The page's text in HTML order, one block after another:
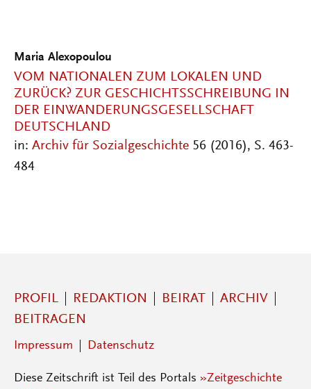
Maria Alexopoulou
VOM NATIONALEN ZUM LOKALEN UND
ZURÜCK? ZUR GESCHICHTSSCHREIBUNG IN
DER EINWANDERUNGSGESELLSCHAFT
DEUTSCHLAND
in: Archiv für Sozialgeschichte 56 (2016), S. 463-
484
PROFIL REDAKTION BEIRAT
ARCHIV
BEITRAGEN
Impressum Datenschutz
Diese Zeitschrift ist Teil des Portals »Zeitgeschichte